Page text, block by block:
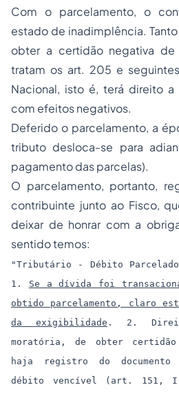
Com o parcelamento, o
estado de inadimplência.
obter a certidão negativa
tratam os art. 205 e
Nacional, isto é, terá direito
com efeitos negativos.
Deferido o parcelamento, a
tributo desloca-se para
pagamento das parcelas).
O parcelamento, portanto,
contribuinte junto ao Fisco,
deixar de honrar com a
sentido temos:
"Tributário - Débito
1. Se a dívida foi
obtido parcelamento, claro
da exigibilidade . 2.
moratória, de obter certidão
haja registro do
débito vencível (art. 151, I,